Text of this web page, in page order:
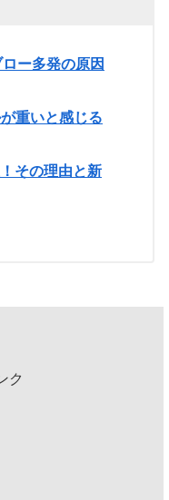
ー多発の原因
重いと感じる
その理由と新
ク